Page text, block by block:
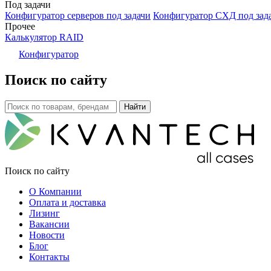
Под задачи
Конфигуратор серверов под задачи Конфигуратор СХД под
Прочее
Калькулятор RAID
Конфигуратор
Поиск по сайту
Поиск по сайту
О Компании
Оплата и доставка
Лизинг
Вакансии
Новости
Блог
Контакты